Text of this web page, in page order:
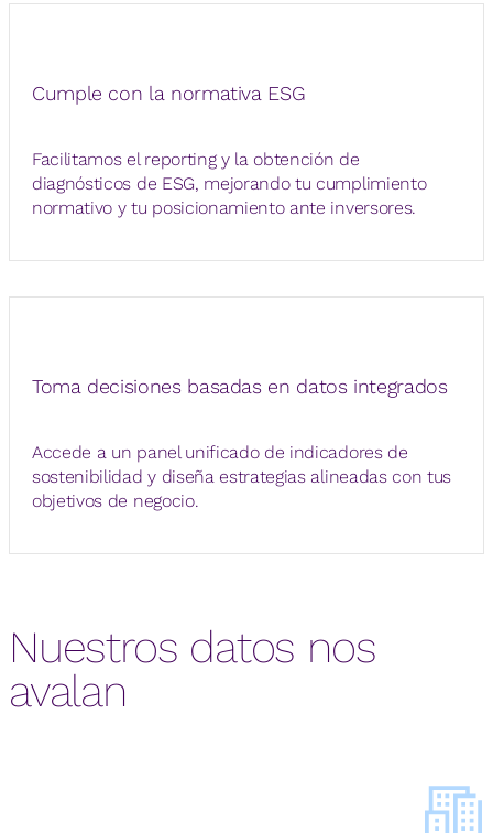
Cumple con la normativa ESG
Facilitamos el reporting y la obtención de
diagnósticos de ESG, mejorando tu cumplimiento
normativo y tu posicionamiento ante inversores.
Toma decisiones basadas en datos integrados
Accede a un panel unificado de indicadores de
sostenibilidad y diseña estrategias alineadas con tus
objetivos de negocio.
Nuestros datos nos
avalan